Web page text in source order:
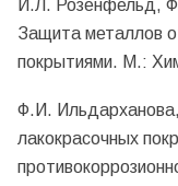
И.Л. Розенфельд,
Защита металлов
покрытиями. М.:
Ф.И.
лакокрасочных